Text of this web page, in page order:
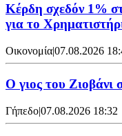
Κέρδη σχεδόν 1%
για το
Οικονομία|07.08.2026
Ο γιος του Ζιοβάνι
Γήπεδο|07.08.2026 18:32